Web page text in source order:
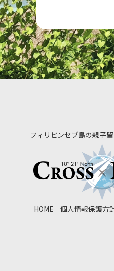
フィリピンセブ島の親子
HOME 個人情報保護方